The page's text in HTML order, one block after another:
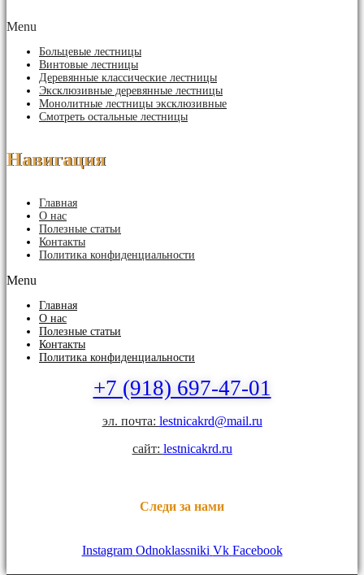
Menu
Больцевые лестницы
Винтовые лестницы
Деревянные классические лестницы
Эксклюзивные деревянные лестницы
Монолитные лестницы эксклюзивные
Смотреть остальные лестницы
Навигация
Главная
О нас
Полезные статьи
Контакты
Политика конфиденциальности
Menu
Главная
О нас
Полезные статьи
Контакты
Политика конфиденциальности
+7 (918) 697-47-01
эл. почта: lestnicakrd@mail.ru
сайт: lestnicakrd.ru
Следи за нами
Instagram Odnoklassniki Vk Facebook